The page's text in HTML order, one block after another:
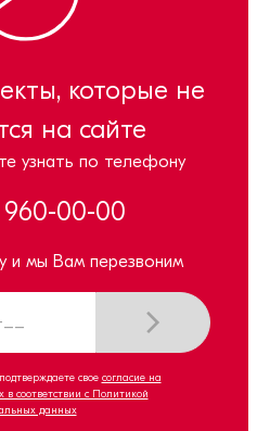
которые не
на сайте
узнать по телефону
00-00
и мы Вам перезвоним
свое согласие на
соответствии с Политикой
данных